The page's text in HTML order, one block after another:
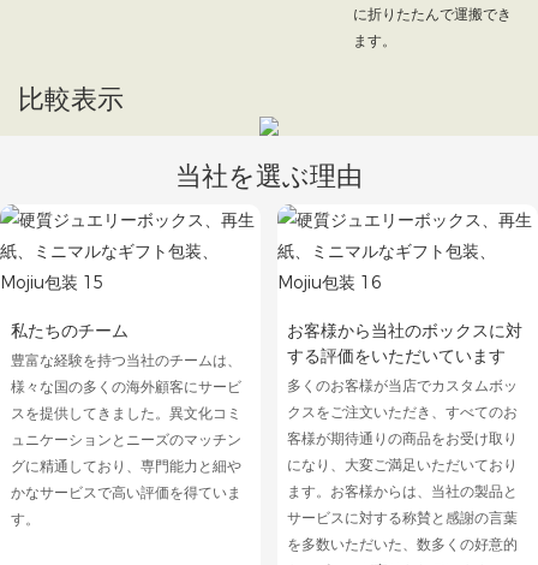
に折りたたんで運搬でき
ます。
比較表示
当社を選ぶ理由
私たちのチーム
豊富な経験を持つ当社のチームは、
様々な国の多くの海外顧客にサービ
スを提供してきました。異文化コミ
ュニケーションとニーズのマッチン
グに精通しており、専門能力と細や
かなサービスで高い評価を得ていま
す。
お客様から当社のボックスに対
する評価をいただいています
多くのお客様が当店でカスタムボッ
クスをご注文いただき、すべてのお
客様が期待通りの商品をお受け取り
になり、大変ご満足いただいており
ます。お客様からは、当社の製品と
サービスに対する称賛と感謝の言葉
を多数いただいた、数多くの好意的